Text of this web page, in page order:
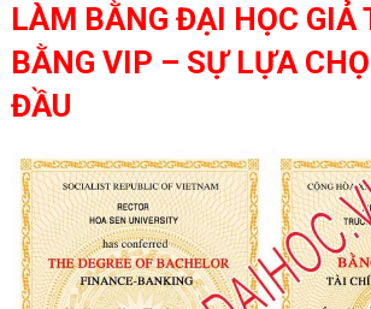
LÀM BẰNG ĐẠI HỌC GIẢ
BẰNG VIP – SỰ LỰA
ĐẦU